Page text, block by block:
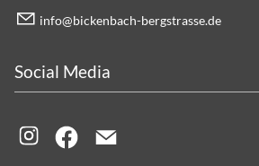
info@bickenbach-bergstrasse.de
Social Media